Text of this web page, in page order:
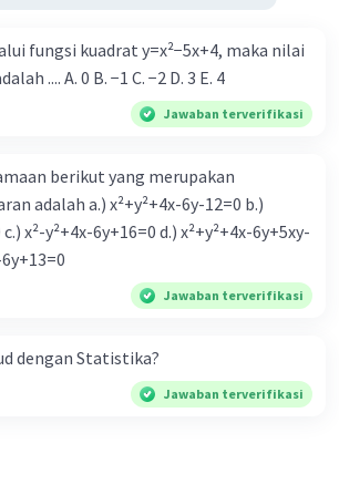
fungsi kuadrat y=x²−5x+4, maka nilai
.... A. 0 B. −1 C. −2 D. 3 E. 4
Jawaban terverifikasi
berikut yang merupakan
6y-12=0 b.)
x²-y²+4x-6y+16=0 d.) x²+y²+4x-6y+5xy-
6y+13=0
Jawaban terverifikasi
dengan Statistika?
Jawaban terverifikasi